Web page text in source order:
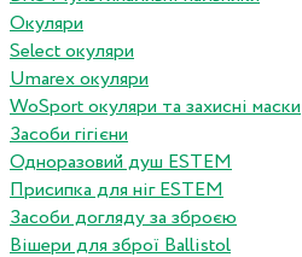
Окуляри
Select окуляри
Umarex окуляри
WoSport окуляри та захисні маски
Засоби гігієни
Одноразовий душ ESTEM
Присипка для ніг ESTEM
Засоби догляду за зброєю
Вішери для зброї Ballistol